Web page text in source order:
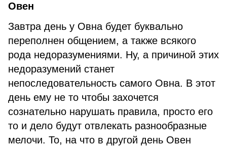
Овен
Завтра день у Овна будет буквально
переполнен общением, а также всякого
рода недоразумениями. Ну, а причиной этих
недоразумений станет
непоследовательность самого Овна. В этот
день ему не то чтобы захочется
сознательно нарушать правила, просто его
то и дело будут отвлекать разнообразные
мелочи. То, на что в другой день Овен